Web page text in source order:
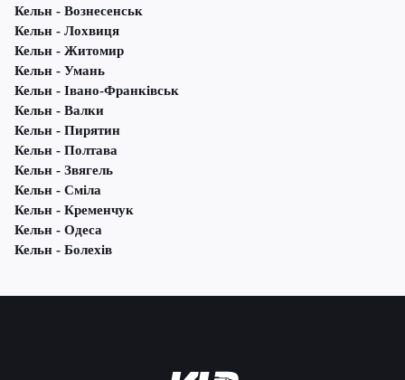
Кельн - Вознесенськ
Кельн - Лохвиця
Кельн - Житомир
Кельн - Умань
Кельн - Івано-Франківськ
Кельн - Валки
Кельн - Пирятин
Кельн - Полтава
Кельн - Звягель
Кельн - Сміла
Кельн - Кременчук
Кельн - Одеса
Кельн - Болехів